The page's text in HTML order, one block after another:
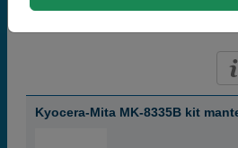
Kyocera-Mita MK-8335B kit